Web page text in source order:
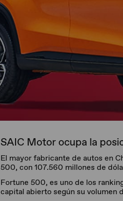
SAIC Motor ocupa la
El mayor fabricante de autos en
500, con 107.560 millones de
Fortune 500, es uno de los
capital abierto según su volumen